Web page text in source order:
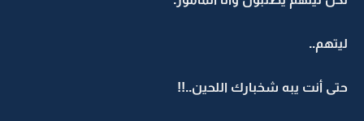
ليتهم..
حتى أنت يبه شخبارك اللحين..!!